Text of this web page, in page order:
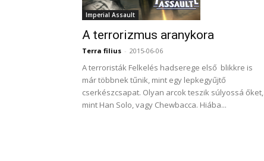
Imperial Assault
A terrorizmus aranykora
Terra filius - 2015-06-06
A terroristák Felkelés hadserege első blikkre is
már többnek tűnik, mint egy lepkegyűjtő
cserkészcsapat. Olyan arcok teszik súlyossá őket,
mint Han Solo, vagy Chewbacca. Hiába...